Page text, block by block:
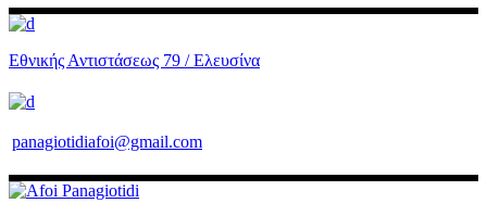
Εθνικής Αντιστάσεως 79 / Ελευσίνα
panagiotidiafoi@gmail.com